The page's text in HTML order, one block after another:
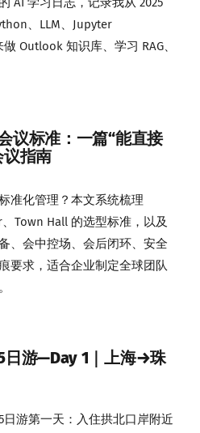
AI 学习日志，记录我从 2025
、LLM、Jupyter
Outlook 知识库、学习 RAG、
议标准：一篇“能直接
议指南
准化管理？本文系统梳理
Town Hall 的选型标准，以及
、会中控场、会后闭环、安全
要求，适合企业制定全球团队
日游—Day 1｜上海→珠
日游第一天：入住拱北口岸附近